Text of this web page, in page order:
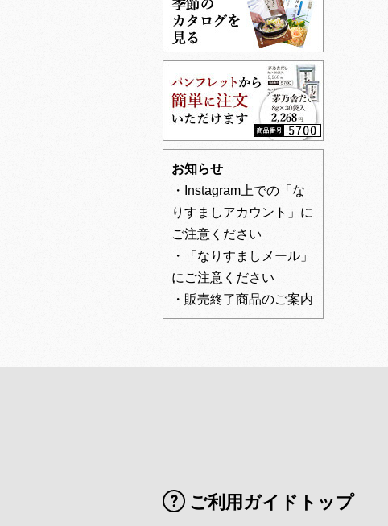
お知らせ
・Instagram上での「な
りすましアカウント」に
ご注意ください
・「なりすましメール」
にご注意ください
・販売終了商品のご案内
ご利用ガイドトップ